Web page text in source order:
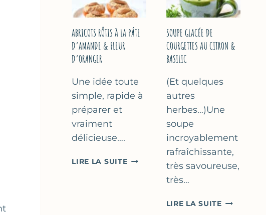
THYM
NOISETTES
SUCRÉ
ABRICOTS RÔTIS À LA PÂTE
D’AMANDE & FLEUR
D’ORANGER
Une idée toute
simple, rapide à
préparer et
vraiment
délicieuse….
LIRE LA SUITEABRICOTS
SOUPE GLACÉE DE
COURGETTES AU CITRON &
BASILIC
(Et quelques
autres
herbes…)Une
soupe
incroyablement
rafraîchissante,
très savoureuse,
très…
LIRE LA SUITESOUPE